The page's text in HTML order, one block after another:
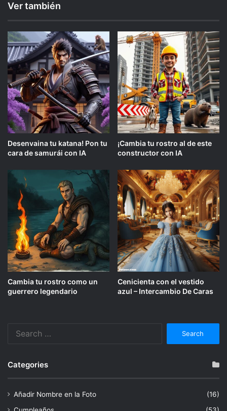
Ver también
Desenvaina tu katana! Pon tu
cara de samurái con IA
¡Cambia tu rostro al de este
constructor con IA
Cambia tu rostro como un
guerrero legendario
Cenicienta con el vestido
azul – Intercambio De Caras
Categories
Añadir Nombre en la Foto
(16)